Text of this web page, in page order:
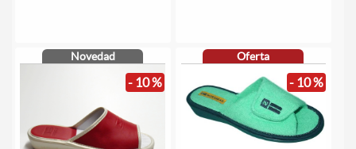
Novedad
- 10 %
Oferta
- 10 %